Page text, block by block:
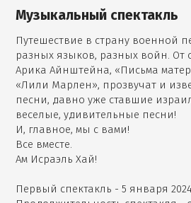
Музыкальный спектакль
Путешествие в страну военной
разных языков, разных войн. От
Арика Айнштейна, «Письма
«Лили Марлен», прозвучат и
песни, давно уже ставшие
веселые, удивительные песни!
И, главное, мы с вами!
Все вместе.
Ам Исраэль Хай!
Первый спектакль - 5 января